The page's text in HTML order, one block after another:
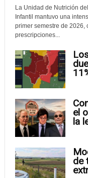
La Unidad de Nutrición
Infantil mantuvo una
primer semestre de 2026,
prescripciones...
el
la
de